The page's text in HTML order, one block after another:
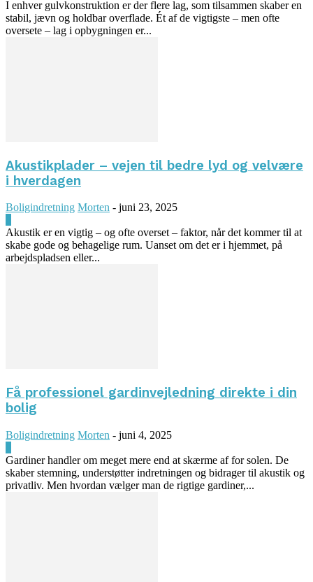
I enhver gulvkonstruktion er der flere lag, som tilsammen skaber en
stabil, jævn og holdbar overflade. Ét af de vigtigste – men ofte
oversete – lag i opbygningen er...
Akustikplader – vejen til bedre lyd og velvære
i hverdagen
Boligindretning Morten - juni 23, 2025
Akustik er en vigtig – og ofte overset – faktor, når det kommer til at
skabe gode og behagelige rum. Uanset om det er i hjemmet, på
arbejdspladsen eller...
Få professionel gardinvejledning direkte i din
bolig
Boligindretning Morten - juni 4, 2025
Gardiner handler om meget mere end at skærme af for solen. De
skaber stemning, understøtter indretningen og bidrager til akustik og
privatliv. Men hvordan vælger man de rigtige gardiner,...